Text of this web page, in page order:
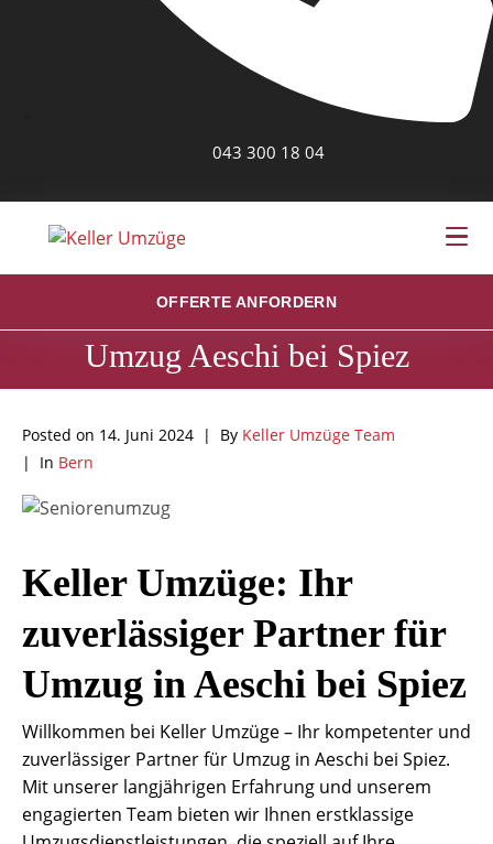
043 300 18 04
OFFERTE ANFORDERN
Umzug Aeschi bei Spiez
Posted on 14. Juni 2024 By Keller Umzüge Team
In Bern
Keller Umzüge: Ihr
zuverlässiger Partner für
Umzug in Aeschi bei Spiez
Willkommen bei Keller Umzüge – Ihr kompetenter und
zuverlässiger Partner für Umzug in Aeschi bei Spiez.
Mit unserer langjährigen Erfahrung und unserem
engagierten Team bieten wir Ihnen erstklassige